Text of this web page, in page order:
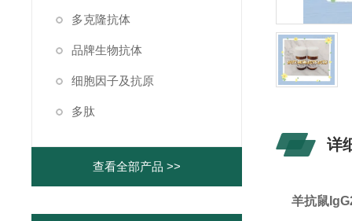
多克隆抗体
品牌生物抗体
细胞因子及抗原
多肽
查看全部产品 >>
详
羊抗鼠